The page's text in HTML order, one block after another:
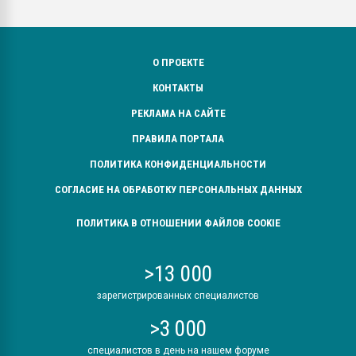
О ПРОЕКТЕ
КОНТАКТЫ
РЕКЛАМА НА САЙТЕ
ПРАВИЛА ПОРТАЛА
ПОЛИТИКА КОНФИДЕНЦИАЛЬНОСТИ
СОГЛАСИЕ НА ОБРАБОТКУ ПЕРСОНАЛЬНЫХ ДАННЫХ
ПОЛИТИКА В ОТНОШЕНИИ ФАЙЛОВ COOKIE
>13 000
зарегистрированных специалистов
>3 000
специалистов в день на нашем форуме